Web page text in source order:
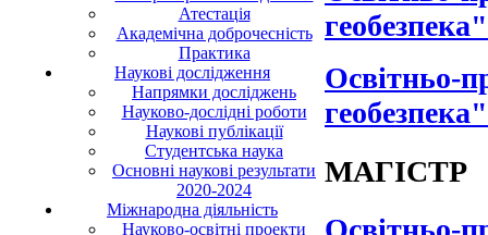
Атестація
Академічна доброчесність
Практика
Наукові дослідження
Напрямки досліджень
Науково-дослідні роботи
Наукові публікації
Студентська наука
Основні наукові результати
2020-2024
Міжнародна діяльність
Науково-освітні проекти
Освітньо-
МАГІСТР